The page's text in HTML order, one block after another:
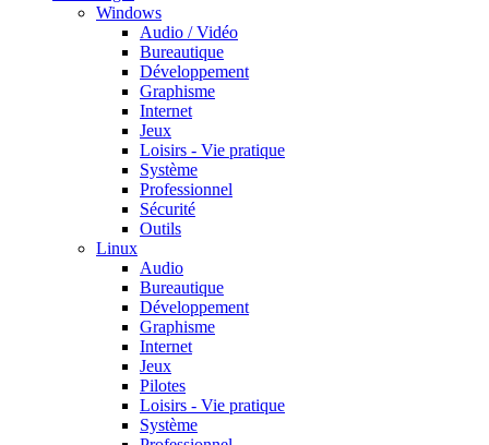
Windows
Audio / Vidéo
Bureautique
Développement
Graphisme
Internet
Jeux
Loisirs - Vie pratique
Système
Professionnel
Sécurité
Outils
Linux
Audio
Bureautique
Développement
Graphisme
Internet
Jeux
Pilotes
Loisirs - Vie pratique
Système